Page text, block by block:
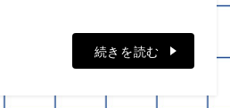
続きを読む